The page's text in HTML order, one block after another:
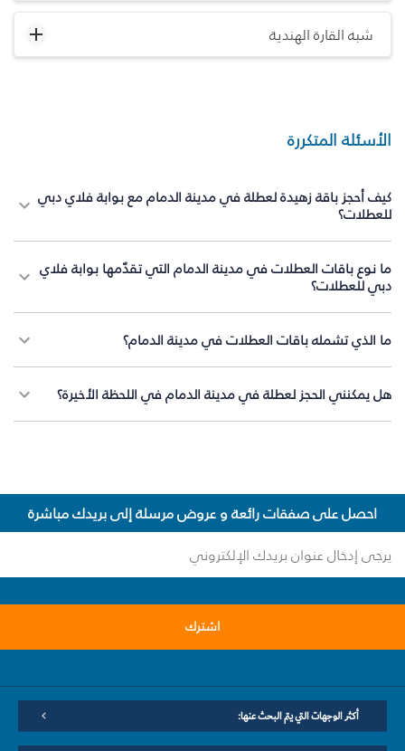
شبه القارة الهندية
الأسئلة المتكررة
كيف أحجز باقة زهيدة لعطلة في مدينة الدمام مع بوابة فلاي دبي
للعطلات؟
ما نوع باقات العطلات في مدينة الدمام التي تقدّمها بوابة فلاي
دبي للعطلات؟
ما الذي تشمله باقات العطلات في مدينة الدمام؟
هل يمكنني الحجز لعطلة في مدينة الدمام في اللحظة الأخيرة؟
احصل على صفقات رائعة و عروض مرسلة إلى بريدك مباشرة
اشترك
أكثر الوجهات التي يتم البحث عنها: